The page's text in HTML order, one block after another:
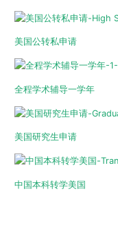
美国公转私申请
全程学术辅导一学年
美国研究生申请
中国本科转学美国